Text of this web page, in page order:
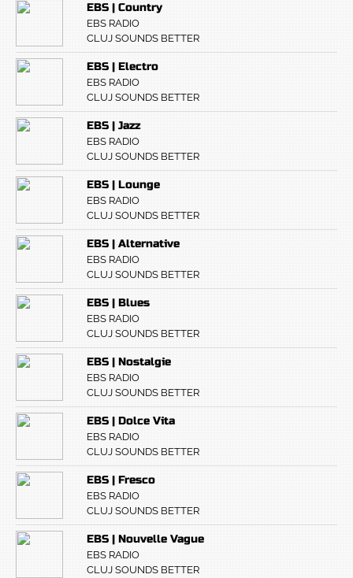
EBS | Country
EBS RADIO
CLUJ SOUNDS BETTER
EBS | Electro
EBS RADIO
CLUJ SOUNDS BETTER
EBS | Jazz
EBS RADIO
CLUJ SOUNDS BETTER
EBS | Lounge
EBS RADIO
CLUJ SOUNDS BETTER
EBS | Alternative
EBS RADIO
CLUJ SOUNDS BETTER
EBS | Blues
EBS RADIO
CLUJ SOUNDS BETTER
EBS | Nostalgie
EBS RADIO
CLUJ SOUNDS BETTER
EBS | Dolce Vita
EBS RADIO
CLUJ SOUNDS BETTER
EBS | Fresco
EBS RADIO
CLUJ SOUNDS BETTER
EBS | Nouvelle Vague
EBS RADIO
CLUJ SOUNDS BETTER